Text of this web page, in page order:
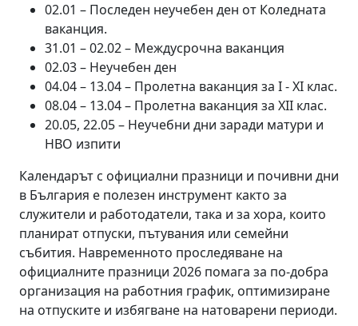
02.01 – Последен неучебен ден от Коледната
ваканция.
31.01 – 02.02 – Междусрочна ваканция
02.03 – Неучебен ден
04.04 – 13.04 – Пролетна ваканция за I - XI клас.
08.04 – 13.04 – Пролетна ваканция за XII клас.
20.05, 22.05 – Неучебни дни заради матури и
НВО изпити
Календарът с официални празници и почивни дни
в България е полезен инструмент както за
служители и работодатели, така и за хора, които
планират отпуски, пътувания или семейни
събития. Навременното проследяване на
официалните празници 2026 помага за по-добра
организация на работния график, оптимизиране
на отпуските и избягване на натоварени периоди.